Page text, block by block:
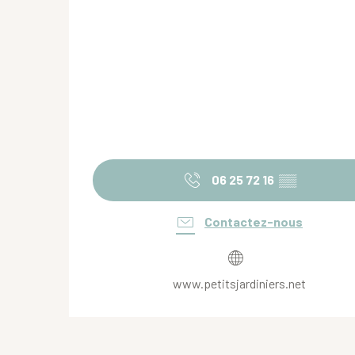
06 25 72 16 ▒▒
Contactez-nous
www.petitsjardiniers.net